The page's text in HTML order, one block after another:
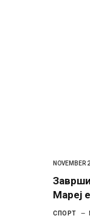
NOVEMBER
Мареј
СПОРТ